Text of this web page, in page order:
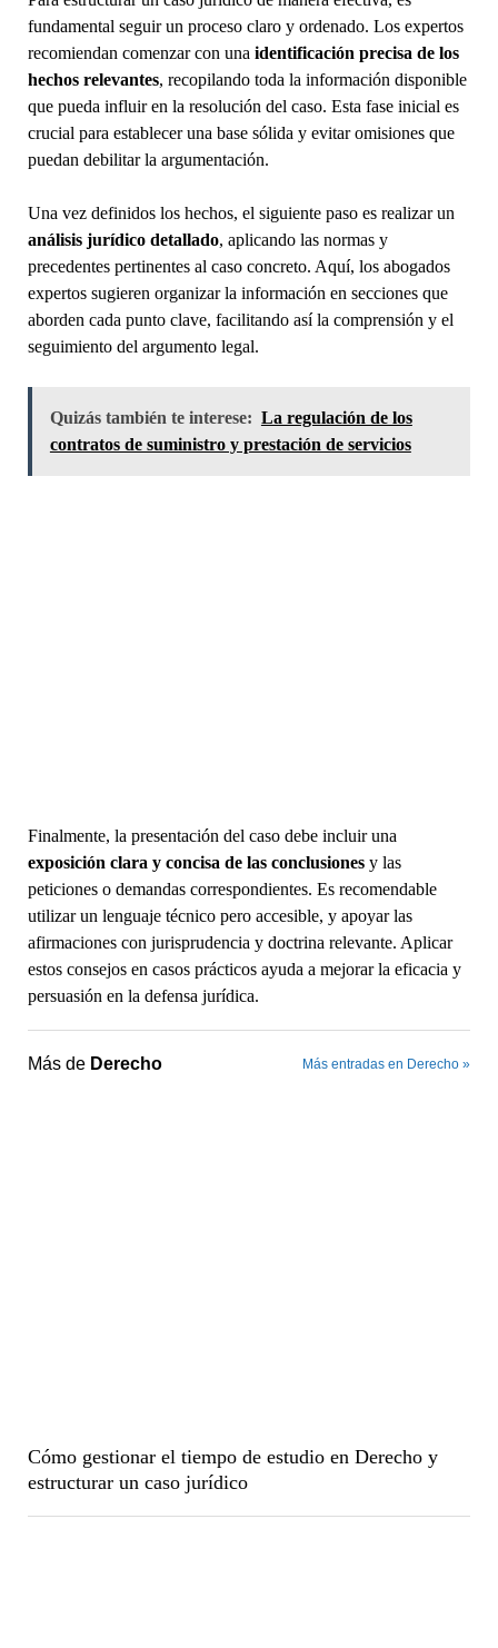
fundamental seguir un proceso claro y ordenado. Los expertos
recomiendan comenzar con una identificación precisa de los
hechos relevantes, recopilando toda la información disponible
que pueda influir en la resolución del caso. Esta fase inicial es
crucial para establecer una base sólida y evitar omisiones que
puedan debilitar la argumentación.
Una vez definidos los hechos, el siguiente paso es realizar un
análisis jurídico detallado, aplicando las normas y
precedentes pertinentes al caso concreto. Aquí, los abogados
expertos sugieren organizar la información en secciones que
aborden cada punto clave, facilitando así la comprensión y el
seguimiento del argumento legal.
Quizás también te interese: La regulación de los
contratos de suministro y prestación de servicios
Finalmente, la presentación del caso debe incluir una
exposición clara y concisa de las conclusionesy las
peticiones o demandas correspondientes. Es recomendable
utilizar un lenguaje técnico pero accesible, y apoyar las
afirmaciones con jurisprudencia y doctrina relevante. Aplicar
estos consejos en casos prácticos ayuda a mejorar la eficacia y
persuasión en la defensa jurídica.
Más de Derecho Más entradas en Derecho »
Cómo gestionar el tiempo de estudio en Derecho y
estructurar un caso jurídico